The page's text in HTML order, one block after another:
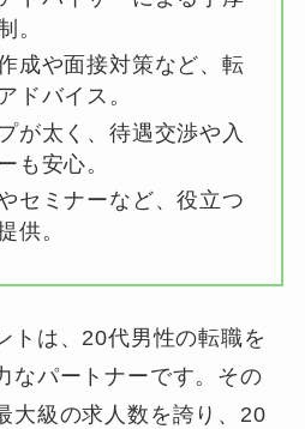
。
成や面接対策など、転
ドバイス。
が太く、待遇交渉や入
も安心。
セミナーなど、役立つ
供。
トは、20代男性の転職を
なパートナーです。その
大級の求人数を誇り、20